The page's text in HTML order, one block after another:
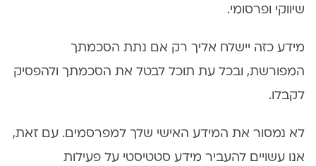
שיווקי ופרסומי.
מידע כזה יישלח אליך רק אם נתת הסכמתך
המפורשת, ובכל עת תוכל לבטל את הסכמתך ולהפסיק
לקבלו.
לא נמסור את המידע האישי שלך למפרסמים. עם זאת,
אנו עשויים להעביר מידע סטטיסטי על פעילות